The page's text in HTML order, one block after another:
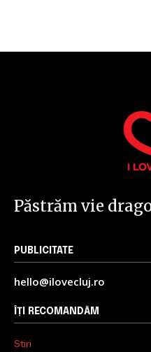
32,111
Păstrăm vie
PUBLICITATE
hello@ilovecluj.ro
ÎȚI RECOMANDĂM
Stiri